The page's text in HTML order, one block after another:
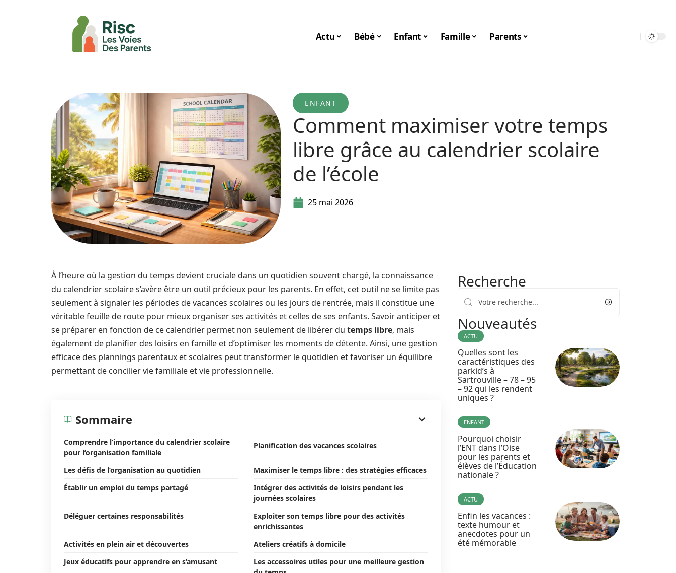
Actu Bébé Enfant Famille Parents
ENFANT
Comment maximiser votre temps
libre grâce au calendrier scolaire
de l’école
25 mai 2026
À l’heure où la gestion du temps devient cruciale dans un quotidien souvent chargé, la connaissance
du calendrier scolaire s’avère être un outil précieux pour les parents. En effet, cet outil ne se limite pas
seulement à signaler les périodes de vacances scolaires ou les jours de rentrée, mais il constitue une
véritable feuille de route pour mieux organiser ses activités et celles de ses enfants. Savoir anticiper et
se préparer en fonction de ce calendrier permet non seulement de libérer du temps libre, mais
également de planifier des loisirs en famille et d’optimiser les moments de détente. Ainsi, une gestion
efficace des plannings parentaux et scolaires peut transformer le quotidien et favoriser un équilibre
permettant de concilier vie familiale et vie professionnelle.
Sommaire
Comprendre l’importance du calendrier scolaire
pour l’organisation familiale
Planification des vacances scolaires
Les défis de l’organisation au quotidien
Maximiser le temps libre : des stratégies efficaces
Établir un emploi du temps partagé
Intégrer des activités de loisirs pendant les
journées scolaires
Déléguer certaines responsabilités
Exploiter son temps libre pour des activités
enrichissantes
Activités en plein air et découvertes
Ateliers créatifs à domicile
Jeux éducatifs pour apprendre en s’amusant
Les accessoires utiles pour une meilleure gestion
Recherche
Nouveautés
ACTU
Quelles sont les
caractéristiques des
parkid’s à
Sartrouville – 78 – 95
– 92 qui les rendent
uniques ?
ENFANT
Pourquoi choisir
l’ENT dans l’Oise
pour les parents et
élèves de l’Éducation
nationale ?
ACTU
Enfin les vacances :
texte humour et
anecdotes pour un
été mémorable